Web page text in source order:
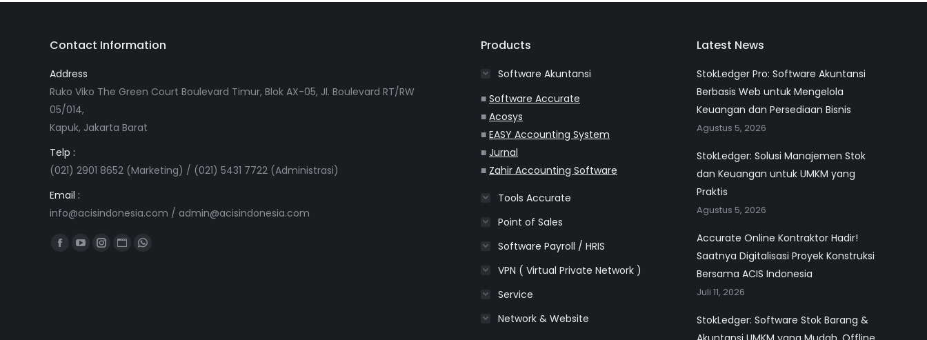
Contact Information
Address
Ruko Viko The Green Court Boulevard Timur, Blok AX-05, Jl. Boulevard RT/RW
05/014,
Kapuk, Jakarta Barat
Telp :
(021) 2901 8652 (Marketing) / (021) 5431 7722 (Administrasi)
Email :
info@acisindonesia.com / admin@acisindonesia.com
Find us on:
FacebookYouTube
Instagram
WebsiteWhatsapp
Products
Software Akuntansi
■ Software Accurate
■ Acosys
■ EASY Accounting System
■ Jurnal
■ Zahir Accounting Software
Tools Accurate
Point of Sales
Software Payroll / HRIS
VPN ( Virtual Private Network )
Service
Network & Website
Latest News
StokLedger Pro: Software Akuntansi
Berbasis Web untuk Mengelola
Keuangan dan Persediaan Bisnis
Agustus 5, 2026
StokLedger: Solusi Manajemen Stok
dan Keuangan untuk UMKM yang
Praktis
Agustus 5, 2026
Accurate Online Kontraktor Hadir!
Saatnya Digitalisasi Proyek Konstruksi
Bersama ACIS Indonesia
Juli 11, 2026
StokLedger: Software Stok Barang &